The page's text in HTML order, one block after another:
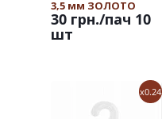
3,5 мм ЗОЛОТО
30 грн./пач 10
шт
x0.24